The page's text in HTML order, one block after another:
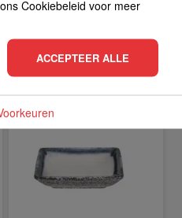
IN WINKELWAGEN
Cookiebeleid voor meer
ACCEPTEER ALLE